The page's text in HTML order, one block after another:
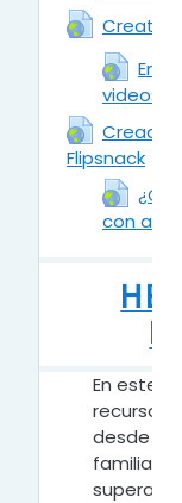
Creative
videos.
Creador
Flipsnack
con
En este
recursos
desde la
familias.